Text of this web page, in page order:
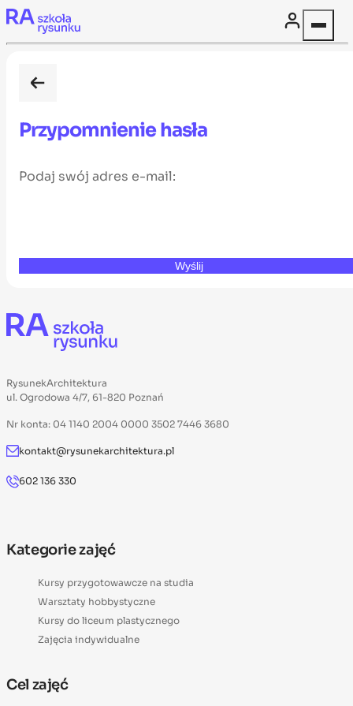
Skip to content
Przypomnienie hasła
Podaj swój adres e-mail:
Wyślij
RysunekArchitektura
ul. Ogrodowa 4/7, 61-820 Poznań
Nr konta: 04 1140 2004 0000 3502 7446 3680
kontakt@rysunekarchitektura.pl
602 136 330
Kategorie zajęć
Kursy przygotowawcze na studia
Warsztaty hobbystyczne
Kursy do liceum plastycznego
Zajęcia indywidualne
Cel zajęć